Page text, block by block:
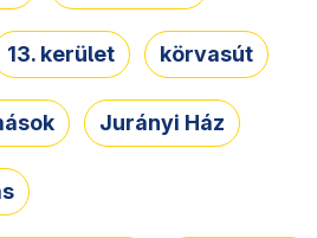
13. kerület körvasút
Jurányi Ház